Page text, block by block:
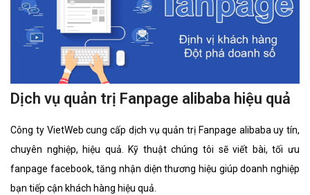
Dịch vụ quản trị Fanpage alibaba hiệu quả
Công ty VietWeb cung cấp dịch vụ quản trị Fanpage alibaba uy tín,
chuyên nghiệp, hiệu quả. Kỹ thuật chúng tôi sẽ viết bài, tối ưu
fanpage facebook, tăng nhận diện thương hiệu giúp doanh nghiệp
bạn tiếp cận khách hàng hiệu quả.